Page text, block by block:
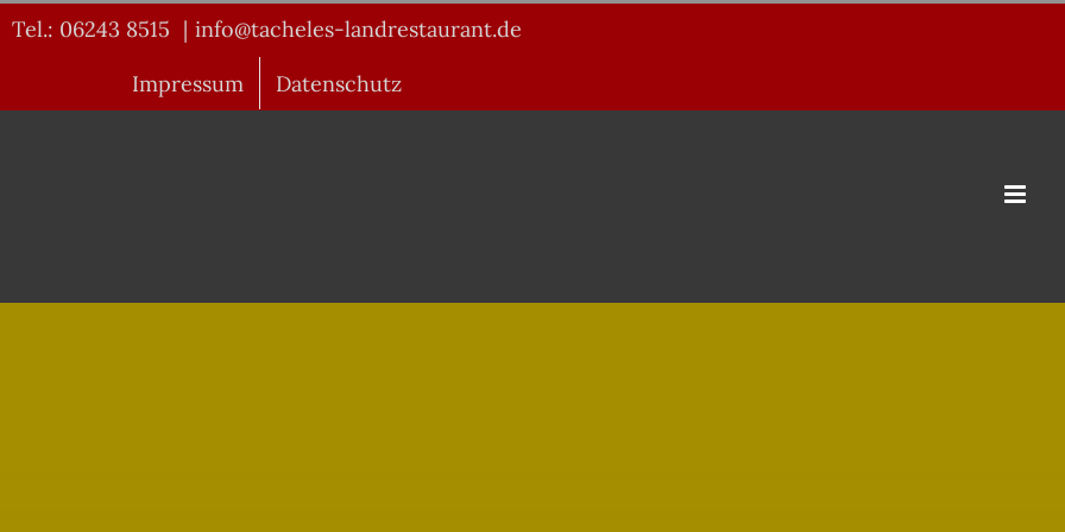
Tel.: 06243 8515 | info@tacheles-landrestaurant.de
Impressum
Datenschutz